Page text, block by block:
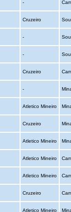
-
Cruzeiro
-
-
Cruzeiro
-
Atletico Mineiro
Cruzeiro
Atletico Mineiro
Atletico Mineiro
Atletico Mineiro
Cruzeiro
Atletico Mineiro